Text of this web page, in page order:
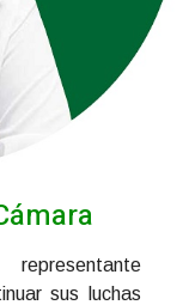
sus luchas